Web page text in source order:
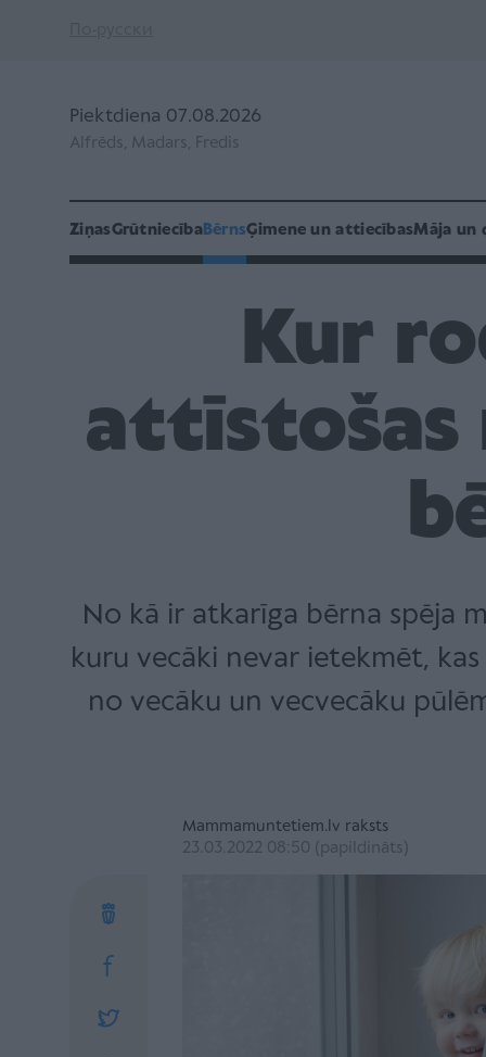
Piektdiena 07.08.2026
Alfrēds, Madars, Fredis
ZiņasGrūtniecībaBērnsĢimene un attiecībasMāja un
Kur
attīstošas
No kā ir atkarīga bērna spēja
kuru vecāki nevar ietekmēt,
no vecāku un vecvecāku
Mammamuntetiem.lv raksts
23.03.2022 08:50 (papildināts)